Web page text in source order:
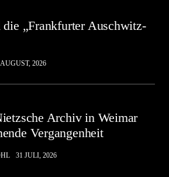
„Frankfurter Auschwitz-
AUGUST, 2026
Archiv in Weimar
Vergangenheit
31 JULI, 2026